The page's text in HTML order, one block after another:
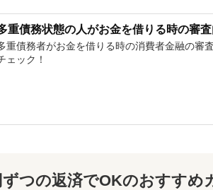
重債務状態の人がお金を借りる時の審
重債務者がお金を借りる時の消費者金融の審
ェック！
ずつの返済でOKのおすすめ